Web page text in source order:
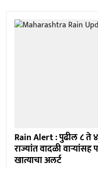
Rain Alert : पुढील ८ ते
राज्यांत वादळी
खात्याचा अलर्ट